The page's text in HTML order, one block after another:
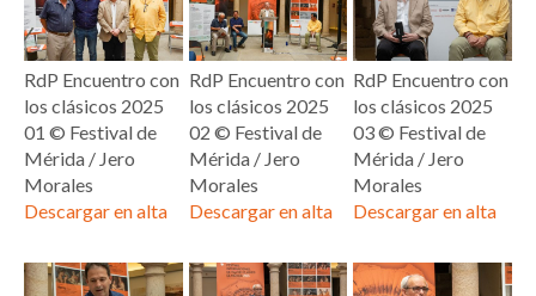
RdP Encuentro con
los clásicos 2025
01 © Festival de
Mérida / Jero
Morales
Descargar en alta
RdP Encuentro con
los clásicos 2025
02 © Festival de
Mérida / Jero
Morales
Descargar en alta
RdP Encuentro con
los clásicos 2025
03 © Festival de
Mérida / Jero
Morales
Descargar en alta